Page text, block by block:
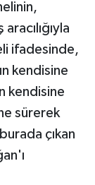
ifadesinde,
kendisine
kendisine
sürerek
çıkan